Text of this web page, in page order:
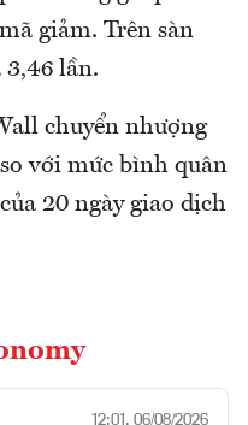
giảm. Trên sàn
3,46 lần.
chuyển nhượng
với mức bình quân
20 ngày giao dịch
12:01, 06/08/2026